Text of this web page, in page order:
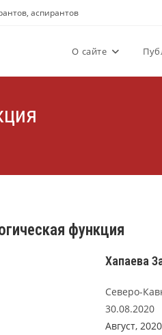
аспирантов
О сайте
функция
Хапаева
Северо-
30.08.2020
Август, 2020